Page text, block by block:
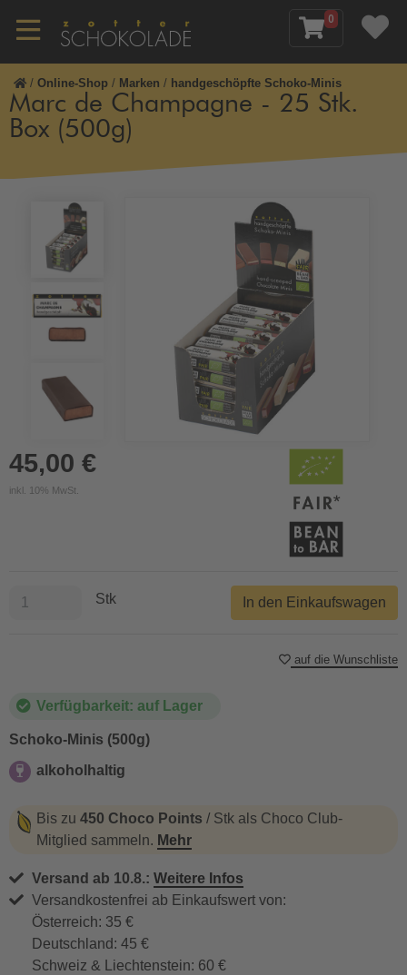
0
/ Online-Shop / Marken / handgeschöpfte Schoko-Minis
Marc de Champagne - 25 Stk.
Box (500g)
45,00 €
inkl. 10% MwSt.
Verfügbarkeit: auf Lager
Schoko-Minis (500g)
alkoholhaltig
Bis zu 450 Choco Points / Stk als Choco Club-
Mitglied sammeln. Mehr
Versand ab 10.8.: Weitere Infos
Versandkostenfrei ab Einkaufswert von:
Österreich: 35 €
Deutschland: 45 €
Schweiz & Liechtenstein: 60 €
Stk In den Einkaufswagen
auf die Wunschliste